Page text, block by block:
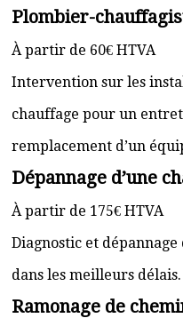
Plombier-
À partir de 60€ HTVA
Intervention sur les
chauffage pour un
remplacement d’un
Dépannage d’une
À partir de 175€ HTVA
Diagnostic et
dans les meilleurs délais.
Ramonage de